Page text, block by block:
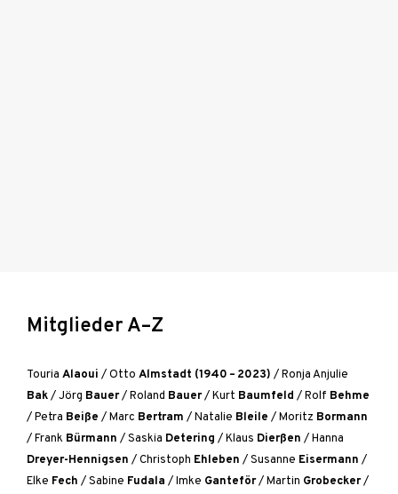
Mitglieder A–Z
Touria Alaoui /Otto Almstadt (1940 – 2023) /Ronja Anjulie
Bak/Jörg Bauer/Roland Bauer/Kurt Baumfeld /Rolf Behme
/Petra Beiße /Marc Bertram /Natalie Bleile /Moritz Bormann
/Frank Bürmann /Saskia Detering /Klaus Dierßen /Hanna
Dreyer-Hennigsen /Christoph Ehleben /Susanne Eisermann /
Elke Fech /Sabine Fudala /Imke Ganteför/Martin Grobecker/